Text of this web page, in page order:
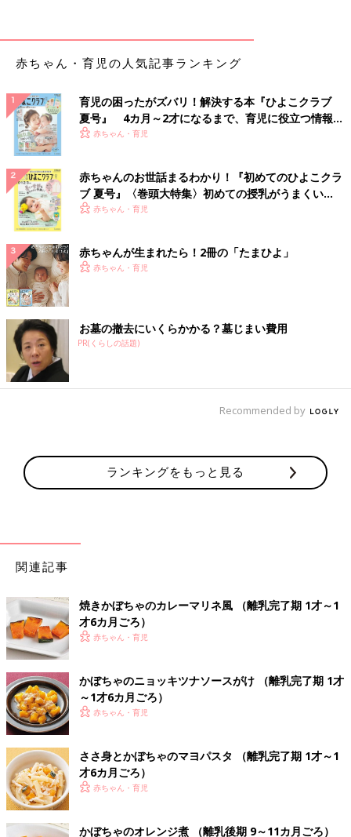
赤ちゃん・育児の人気記事ランキング
育児の困ったがズバリ！解決する本『ひよこクラブ
夏号』 4カ月～2才になるまで、育児に役立つ情報が
いっぱい！
赤ちゃん・育児
赤ちゃんのお世話まるわかり！『初めてのひよこクラ
ブ 夏号』〈巻頭大特集〉初めての授乳がうまくい
く！ おっぱい・ミルクの基本と夏のトラブル 解決テ
赤ちゃん・育児
赤ちゃんが生まれたら！2冊の「たまひよ」
赤ちゃん・育児
お墓の撤去にいくらかかる？墓じまい費用
PR(くらしの話題)
Recommended by
ランキングをもっと見る
関連記事
焼きかぼちゃのカレーマリネ風 （離乳完了期 1才～1
才6カ月ごろ）
赤ちゃん・育児
かぼちゃのニョッキツナソースがけ （離乳完了期 1才
～1才6カ月ごろ）
赤ちゃん・育児
ささ身とかぼちゃのマヨパスタ （離乳完了期 1才～1
才6カ月ごろ）
赤ちゃん・育児
かぼちゃのオレンジ煮 （離乳後期 9～11カ月ごろ）